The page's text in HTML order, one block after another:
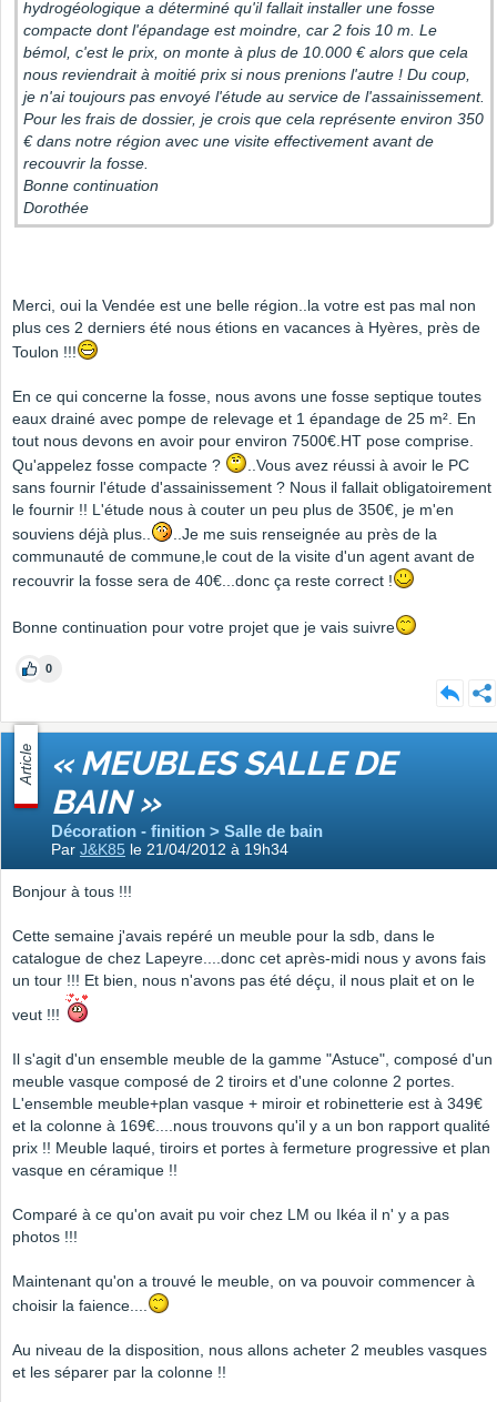
hydrogéologique a déterminé qu'il fallait installer une fosse
compacte dont l'épandage est moindre, car 2 fois 10 m. Le
bémol, c'est le prix, on monte à plus de 10.000 € alors que cela
nous reviendrait à moitié prix si nous prenions l'autre ! Du coup,
je n'ai toujours pas envoyé l'étude au service de l'assainissement.
Pour les frais de dossier, je crois que cela représente environ 350
€ dans notre région avec une visite effectivement avant de
recouvrir la fosse.
Bonne continuation
Dorothée
Merci, oui la Vendée est une belle région..la votre est pas mal non
plus ces 2 derniers été nous étions en vacances à Hyères, près de
Toulon !!!
En ce qui concerne la fosse, nous avons une fosse septique toutes
eaux drainé avec pompe de relevage et 1 épandage de 25 m². En
tout nous devons en avoir pour environ 7500€.HT pose comprise.
Qu'appelez fosse compacte ?
..Vous avez réussi à avoir le PC
sans fournir l'étude d'assainissement ? Nous il fallait obligatoirement
le fournir !! L'étude nous à couter un peu plus de 350€, je m'en
souviens déjà plus..
..Je me suis renseignée au près de la
communauté de commune,le cout de la visite d'un agent avant de
recouvrir la fosse sera de 40€...donc ça reste correct !
Bonne continuation pour votre projet que je vais suivre
0
Article « MEUBLES SALLE DE
BAIN »
Décoration - finition > Salle de bain
Par J&K85 le 21/04/2012 à 19h34
Bonjour à tous !!!
Cette semaine j'avais repéré un meuble pour la sdb, dans le
catalogue de chez Lapeyre....donc cet après-midi nous y avons fais
un tour !!! Et bien, nous n'avons pas été déçu, il nous plait et on le
veut !!!
Il s'agit d'un ensemble meuble de la gamme "Astuce", composé d'un
meuble vasque composé de 2 tiroirs et d'une colonne 2 portes.
L'ensemble meuble+plan vasque + miroir et robinetterie est à 349€
et la colonne à 169€....nous trouvons qu'il y a un bon rapport qualité
prix !! Meuble laqué, tiroirs et portes à fermeture progressive et plan
vasque en céramique !!
Comparé à ce qu'on avait pu voir chez LM ou Ikéa il n' y a pas
photos !!!
Maintenant qu'on a trouvé le meuble, on va pouvoir commencer à
choisir la faience....
Au niveau de la disposition, nous allons acheter 2 meubles vasques
et les séparer par la colonne !!